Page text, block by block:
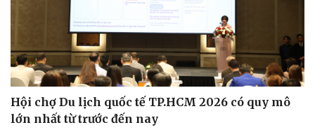
Du lịch
Tư vấn
Săn Tour
check-in
Podcast
Câu chuyện thời sự
Đọc truyện đêm khuya
Hội chợ Du lịch quốc tế TP.HCM 2026 có quy mô
lớn nhất từ trước đến nay